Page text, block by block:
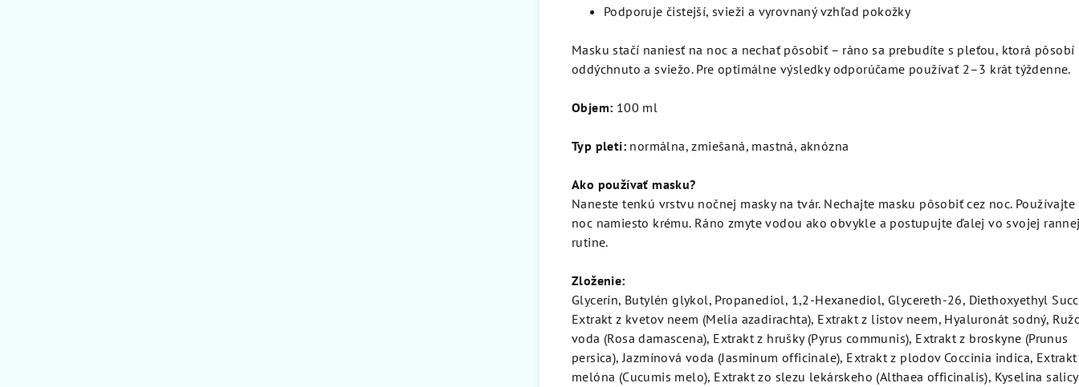
Podporuje čistejší, svieži a vyrovnaný vzhľad pokožky
Masku stačí naniesť na noc a nechať pôsobiť – ráno sa prebudíte s pleťou, ktorá pôsobí
oddýchnuto a sviežo. Pre optimálne výsledky odporúčame používať 2–3 krát týždenne.
Objem: 100 ml
Typ pleti: normálna, zmiešaná, mastná, aknózna
Ako používať masku?
Naneste tenkú vrstvu nočnej masky na tvár. Nechajte masku pôsobiť cez noc. Používajte
noc namiesto krému. Ráno zmyte vodou ako obvykle a postupujte ďalej vo svojej
rutine.
Zloženie:
Glycerín, Butylén glykol, Propanediol, 1,2-Hexanediol, Glycereth-26, Diethoxyethyl
Extrakt z kvetov neem (Melia azadirachta), Extrakt z listov neem, Hyaluronát sodný,
voda (Rosa damascena), Extrakt z hrušky (Pyrus communis), Extrakt z broskyne (Prunus
persica), Jazmínová voda (Jasminum officinale), Extrakt z plodov Coccinia indica,
melóna (Cucumis melo), Extrakt zo slezu lekárskeho (Althaea officinalis), Kyselina